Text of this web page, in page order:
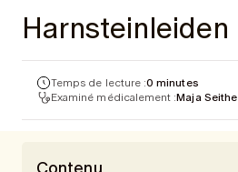
Harnsteinleiden
Temps de lecture :0 minutes
Examiné médicalement :Maja Seithe